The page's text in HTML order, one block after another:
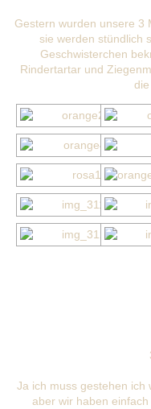
Gestern wurden unsere 3
sie werden stündlich
Geschwisterchen
Rindertartar und
Ja ich muss gestehen ich
aber wir haben